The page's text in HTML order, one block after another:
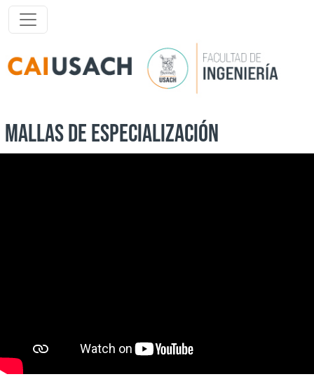
Pasar al contenido principal
MALLAS DE ESPECIALIZACIÓN